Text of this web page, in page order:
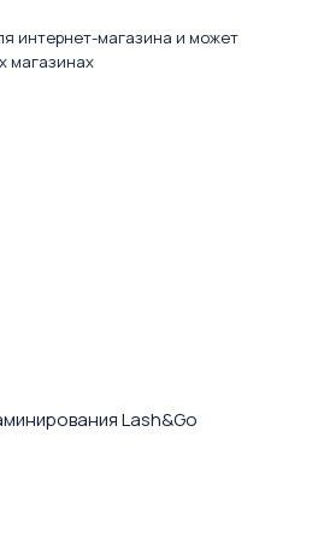
интернет-магазина и может
магазинах
Lash&Go